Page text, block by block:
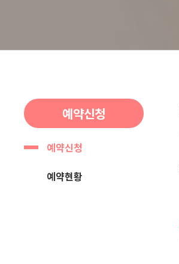
예약신청
예약신청
예약현황